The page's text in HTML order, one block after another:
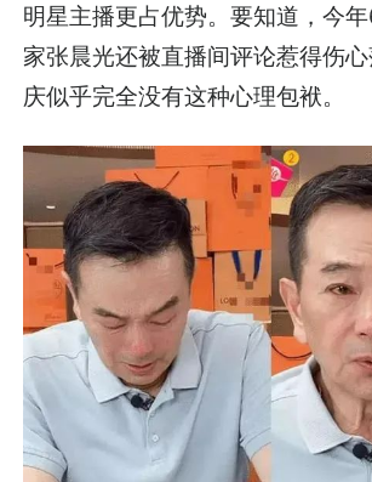
明星主播更占优势。要知道，今
家张晨光还被直播间评论惹得伤
庆似乎完全没有这种心理包袱。